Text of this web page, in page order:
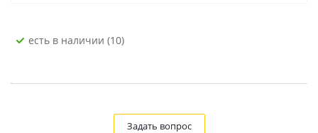
Есть в наличии (10)
Задать вопрос